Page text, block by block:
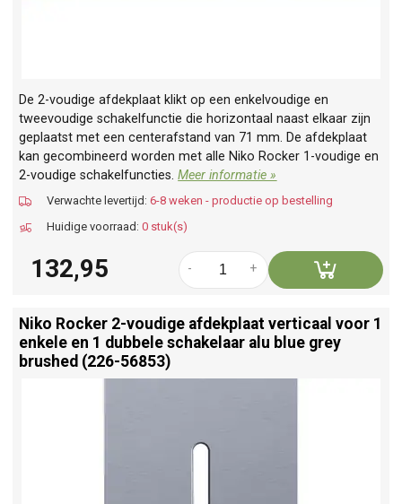
De 2-voudige afdekplaat klikt op een enkelvoudige en
tweevoudige schakelfunctie die horizontaal naast elkaar zijn
geplaatst met een centerafstand van 71 mm. De afdekplaat
kan gecombineerd worden met alle Niko Rocker 1-voudige en
2-voudige schakelfuncties.Meer informatie »
Verwachte levertijd: 6-8 weken - productie op bestelling
Huidige voorraad: 0 stuk(s)
132,95 +
-
Niko Rocker 2-voudige afdekplaat verticaal voor 1
enkele en 1 dubbele schakelaar alu blue grey
brushed (226-56853)